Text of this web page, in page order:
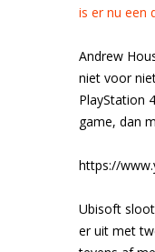
is er nu een
Andrew
niet voor
PlayStation
game, dan
https://
Ubisoft
er uit met